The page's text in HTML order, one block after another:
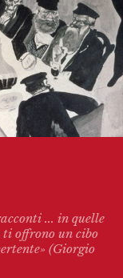
... in quelle
ti offrono un cibo
(Giorgio